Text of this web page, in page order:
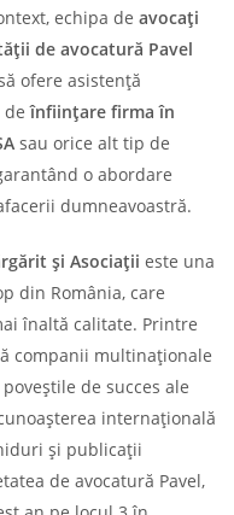
echipa de avocați
de avocatură Pavel
ofere asistență
deînființare firma în
sau orice alt tip de
o abordare
dumneavoastră.
și Asociații este una
din România, care
înaltă calitate. Printre
companii multinaționale
de succes ale
internațională
și publicații
de avocatură Pavel,